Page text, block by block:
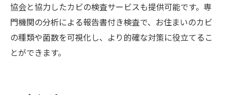
協会と協力したカビの検査サービスも提供可能です。専
門機関の分析による報告書付き検査で、お住まいのカビ
の種類や菌数を可視化し、より的確な対策に役立てるこ
とができます。